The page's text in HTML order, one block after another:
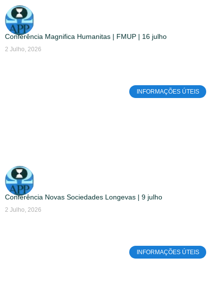
Conferência Magnifica Humanitas | FMUP | 16 julho
2 Julho, 2026
INFORMAÇÕES ÚTEIS
Conferência Novas Sociedades Longevas | 9 julho
2 Julho, 2026
INFORMAÇÕES ÚTEIS